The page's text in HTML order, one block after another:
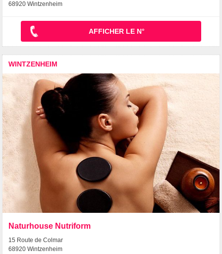
68920 Wintzenheim
AFFICHER LE N°
WINTZENHEIM
Naturhouse Nutriform
15 Route de Colmar
68920 Wintzenheim